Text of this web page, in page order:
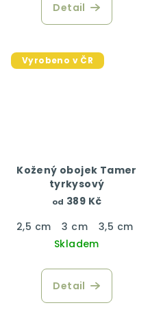
Detail
Vyrobeno v ČR
Kožený obojek Tamer
tyrkysový
od 389 Kč
2,5 cm
3 cm 3,5 cm
Skladem
Detail